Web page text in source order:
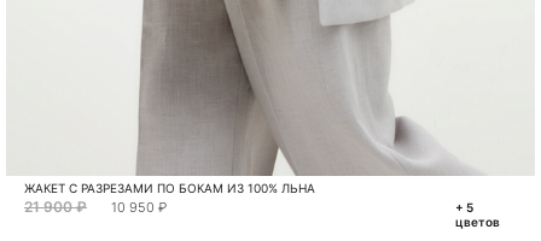
ЖАКЕТ С РАЗРЕЗАМИ ПО БОКАМ ИЗ 100% ЛЬНА
21 900 ₽ 10 950 ₽
+ 5
цветов